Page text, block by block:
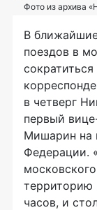
Фото из архива
В
поездов в
в четверг
первый
Мишарин на
Федерации.
территорию
часов, и